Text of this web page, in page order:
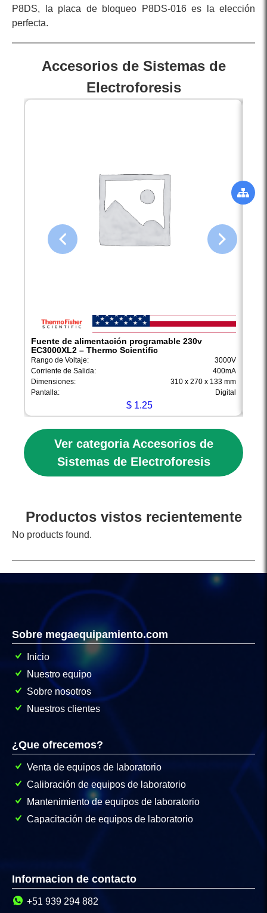
P8DS, la placa de bloqueo P8DS-016 es la elección
perfecta.
Accesorios de Sistemas de
Electroforesis
Fuente de alimentación programable 230v
EC3000XL2 – Thermo Scientific
Rango de Voltaje:
3000V
Corriente de Salida:
400mA
Dimensiones:
310 x 270 x 133 mm
Pantalla:
Digital
$ 1.25
Ver categoria Accesorios de
Sistemas de Electroforesis
Productos vistos recientemente
No products found.
Sobre megaequipamiento.com
Inicio
Nuestro equipo
Sobre nosotros
Nuestros clientes
¿Que ofrecemos?
Venta de equipos de laboratorio
Calibración de equipos de laboratorio
Mantenimiento de equipos de laboratorio
Capacitación de equipos de laboratorio
Informacion de contacto
+51 939 294 882